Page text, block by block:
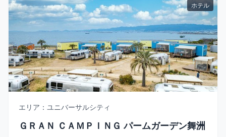
ホテル
エリア：ユニバーサルシティ
ＧＲＡＮ ＣＡＭＰＩＮＧ パームガーデン舞洲